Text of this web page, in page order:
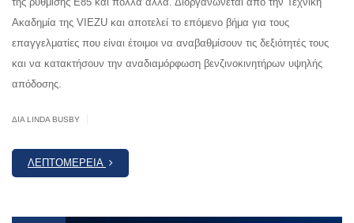
Ακαδημία της VIEZU και αποτελεί το επόμενο βήμα για τους
επαγγελματίες που είναι έτοιμοι να αναβαθμίσουν τις δεξιότητές τους
και να κατακτήσουν την αναδιαμόρφωση βενζινοκινητήρων υψηλής
απόδοσης.
ΔΙΆ LINDA BUSBY
ΛΕΠΤΟΜΈΡΕΙΑ